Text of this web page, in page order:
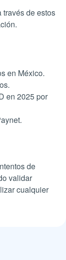
de estos
en México.
en 2025 por
de
validar
cualquier